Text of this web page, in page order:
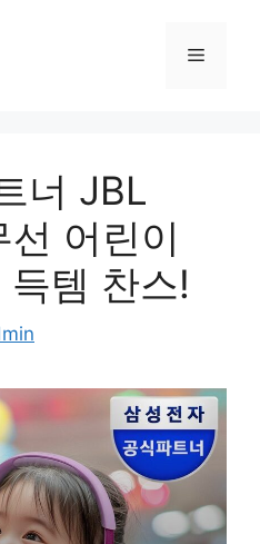
메
너 JBL
어린이
템 찬스!